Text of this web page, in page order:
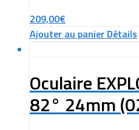
209,00€
Ajouter au panier Détails
Oculaire
82° 24mm